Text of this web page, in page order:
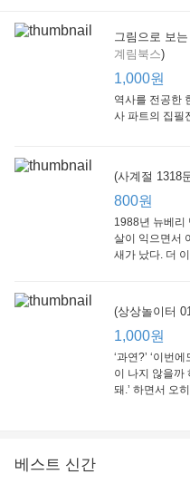
Little,
큰솔(
그림으로 보
계림북스)
1,000원
역사를 전공한
사 파트의 집필
(사계절 1318
800원
1988년 뉴베리
살이 익으면서
새가 났다. 더
(상상놀이터
1,000원
‘과연?’ ‘이번
이 나지 않을까
돼.’ 하면서 오
베스트 신간